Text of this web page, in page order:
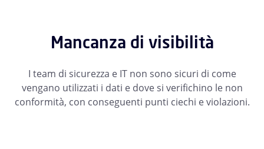
Mancanza di visibilità
I team di sicurezza e IT non sono sicuri di come
vengano utilizzati i dati e dove si verifichino le non
conformità, con conseguenti punti ciechi e violazioni.